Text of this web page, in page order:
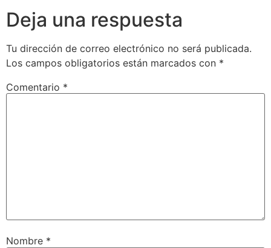
Deja una respuesta
Tu dirección de correo electrónico no será publicada.
Los campos obligatorios están marcados con *
Comentario *
Nombre *